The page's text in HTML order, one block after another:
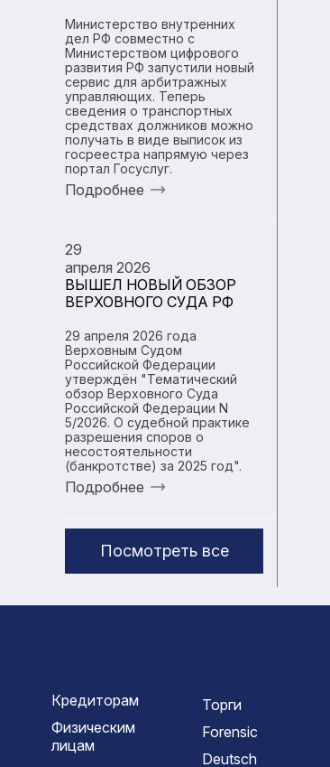
Министерство внутренних
дел РФ совместно с
Министерством цифрового
развития РФ запустили новый
сервис для арбитражных
управляющих. Теперь
сведения о транспортных
средствах должников можно
получать в виде выписок из
госреестра напрямую через
портал Госуслуг.
Подробнее
29
апреля 2026
ВЫШЕЛ НОВЫЙ ОБЗОР
ВЕРХОВНОГО СУДА РФ
29 апреля 2026 года
Верховным Судом
Российской Федерации
утверждён "Тематический
обзор Верховного Суда
Российской Федерации N
5/2026. О судебной практике
разрешения споров о
несостоятельности
(банкротстве) за 2025 год".
Подробнее
Посмотреть все
Кредиторам
Физическим
лицам
Торги
Forensic
Deutsch